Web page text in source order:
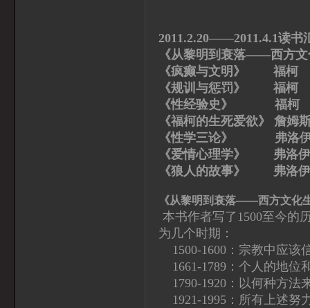
2011.2.20——2011.4.1读书
《从黎明到衰落——西方文
《疯癫与文明》 福
《规训与惩罚》 福
《性经验史》 福
《福柯的生死爱欲》 詹姆
《性学三论》 弗洛
《爱情心理学》 弗洛
《狼人的故事》 弗洛
《从黎明到衰落——西方文化
本书作者写了1500至今的
为几个时期：
1500-1600：宗教中应该
1661-1789：个人的地位
1790-1920：以何种方法
1921-1995：所有上述努